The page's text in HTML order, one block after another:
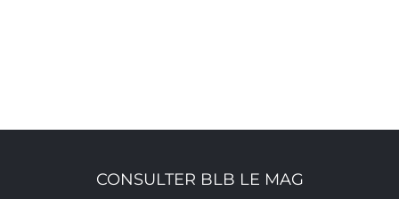
CONSULTER BLB LE MAG